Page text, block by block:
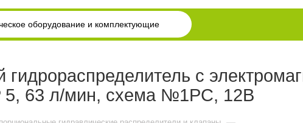
оборудование и комплектующие
с
5, 63 л/мин, схема №1PC, 12В